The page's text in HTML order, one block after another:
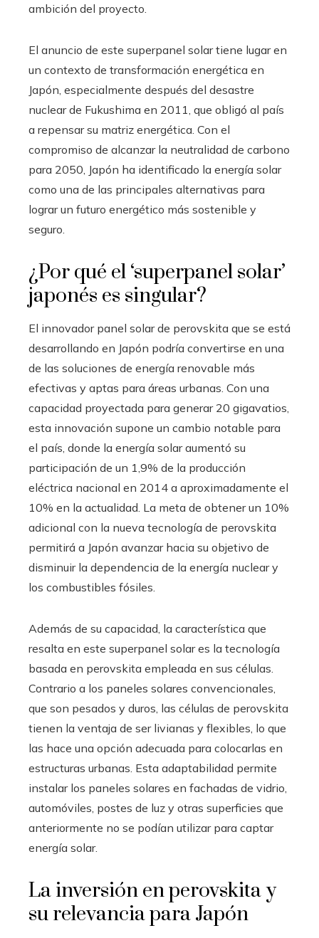
ambición del proyecto.
El anuncio de este superpanel solar tiene lugar en
un contexto de transformación energética en
Japón, especialmente después del desastre
nuclear de Fukushima en 2011, que obligó al país
a repensar su matriz energética. Con el
compromiso de alcanzar la neutralidad de carbono
para 2050, Japón ha identificado la energía solar
como una de las principales alternativas para
lograr un futuro energético más sostenible y
seguro.
¿Por qué el ‘superpanel solar’
japonés es singular?
El innovador panel solar de perovskita que se está
desarrollando en Japón podría convertirse en una
de las soluciones de energía renovable más
efectivas y aptas para áreas urbanas. Con una
capacidad proyectada para generar 20 gigavatios,
esta innovación supone un cambio notable para
el país, donde la energía solar aumentó su
participación de un 1,9% de la producción
eléctrica nacional en 2014 a aproximadamente el
10% en la actualidad. La meta de obtener un 10%
adicional con la nueva tecnología de perovskita
permitirá a Japón avanzar hacia su objetivo de
disminuir la dependencia de la energía nuclear y
los combustibles fósiles.
Además de su capacidad, la característica que
resalta en este superpanel solar es la tecnología
basada en perovskita empleada en sus células.
Contrario a los paneles solares convencionales,
que son pesados y duros, las células de perovskita
tienen la ventaja de ser livianas y flexibles, lo que
las hace una opción adecuada para colocarlas en
estructuras urbanas. Esta adaptabilidad permite
instalar los paneles solares en fachadas de vidrio,
automóviles, postes de luz y otras superficies que
anteriormente no se podían utilizar para captar
energía solar.
La inversión en perovskita y
su relevancia para Japón